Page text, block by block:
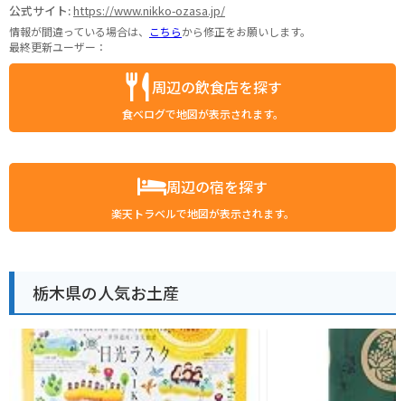
公式サイト:https://www.nikko-ozasa.jp/
情報が間違っている場合は、 こちらから修正をお願いします。
最終更新ユーザー：
周辺の飲食店を探す
食べログで地図が表示されます。
周辺の宿を探す
楽天トラベルで地図が表示されます。
栃木県の人気お土産